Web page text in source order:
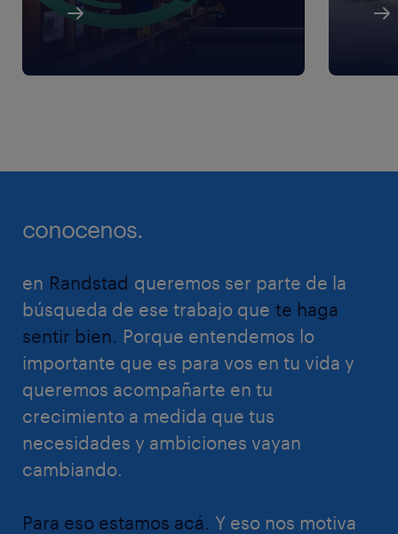
conocenos.
en Randstad queremos ser parte de la
búsqueda de ese trabajo que te haga
sentir bien.
Porque entendemos lo
importante que es para vos en tu vida y
queremos acompañarte en tu
crecimiento a medida que tus
necesidades y ambiciones vayan
cambiando.
Para eso estamos acá. Y eso nos motiva